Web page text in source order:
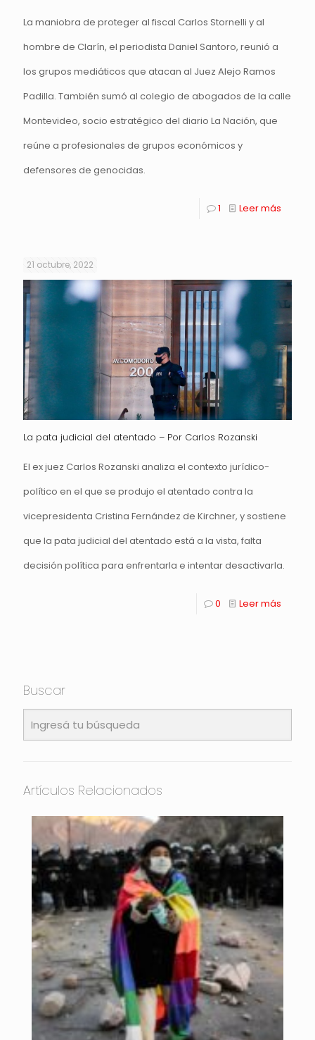
La maniobra de proteger al fiscal Carlos Stornelli y al
hombre de Clarín, el periodista Daniel Santoro, reunió a
los grupos mediáticos que atacan al Juez Alejo Ramos
Padilla. También sumó al colegio de abogados de la calle
Montevideo, socio estratégico del diario La Nación, que
reúne a profesionales de grupos económicos y
defensores de genocidas.
1 Leer más
21 octubre, 2022
La pata judicial del atentado – Por Carlos Rozanski
El ex juez Carlos Rozanski analiza el contexto jurídico-
político en el que se produjo el atentado contra la
vicepresidenta Cristina Fernández de Kirchner, y sostiene
que la pata judicial del atentado está a la vista, falta
decisión política para enfrentarla e intentar desactivarla.
0 Leer más
Buscar
Artículos Relacionados